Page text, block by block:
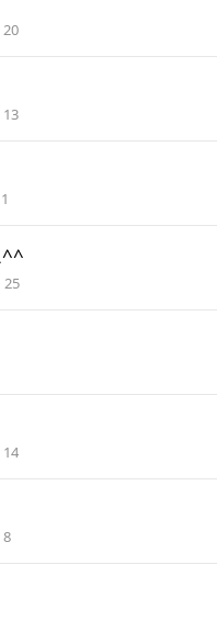
조회수
20
조회수
13
회수
^^
조회수
25
조회수
14
조회수
8